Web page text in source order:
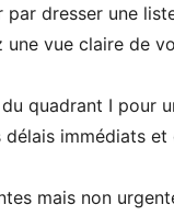
dresser une
vue claire de
quadrant I pour
immédiats
mais non